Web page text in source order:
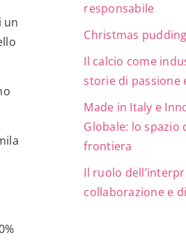
un
responsabile
Christmas
Il calcio come
storie di passione
Made in Italy e
Globale: lo spazio
frontiera
Il ruolo
collaborazione e